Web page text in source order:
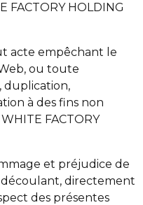
FACTORY HOLDING
acte empêchant le
ou toute
duplication,
à des fins non
FACTORY
et préjudice de
directement
des présentes